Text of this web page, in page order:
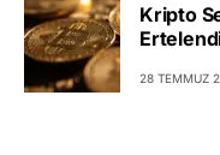
Kripto
28 TEMMUZ